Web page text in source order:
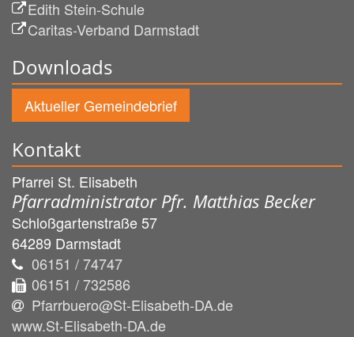
Edith Stein-Schule
Caritas-Verband Darmstadt
Downloads
Aktueller Gemeindebrief
Kontakt
Pfarrei St. Elisabeth
Pfarradministrator Pfr. Matthias Becker
Schloßgartenstraße 57
64289 Darmstadt
06151 / 74747
06151 / 732586
Pfarrbuero@St-Elisabeth-DA.de
www.St-Elisabeth-DA.de